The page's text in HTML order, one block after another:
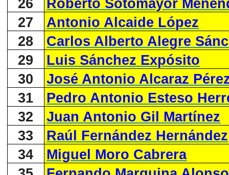
26
Roberto Sotomayor
27
Antonio Alcaide López
28
Carlos Alberto Alegre
29
Luis Sánchez Expósito
30
José Antonio Alcaraz
31
Pedro Antonio Esteso
32
Juan Antonio Gil Martínez
33
Raúl Fernández Hernández
34
Miguel Moro Cabrera